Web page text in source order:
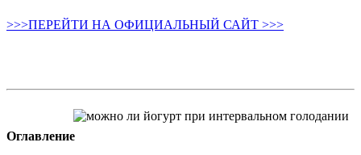
>>>ПЕРЕЙТИ НА ОФИЦИАЛЬНЫЙ САЙТ >>>
Оглавление